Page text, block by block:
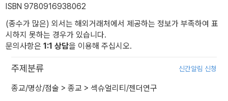
ISBN 9780916938062
(종수가 많은) 외서는 해외거래처에서 제공하는 정보가 부족하여 표
시하지 못하는 경우가 있습니다.
문의사항은 1:1 상담을 이용해 주십시오.
주제분류 신간알림 신청
종교/명상/점술 > 종교 > 섹슈얼리티/젠더연구